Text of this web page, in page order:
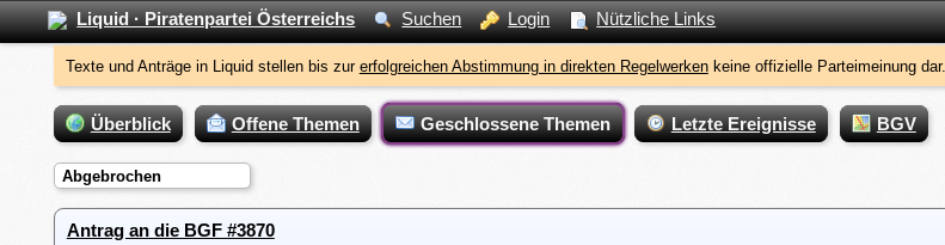
Liquid · Piratenpartei Österreichs Suchen Login Nützliche Links
Texte und Anträge in Liquid stellen bis zur erfolgreichen Abstimmung in direkten Regelwerkenkeine offizielle Parteimeinung dar.
Überblick Offene Themen Geschlossene Themen Letzte Ereignisse BGV
Abgebrochen
Antrag an die BGF #3870